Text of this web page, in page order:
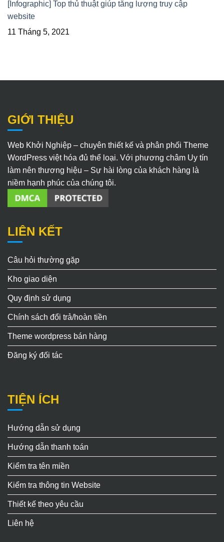
[Infographic] Top thủ thuật giúp tăng lượng truy cập
website
11 Tháng 5, 2021
GIỚI THIỆU
Web Khởi Nghiệp – chuyên thiết kế và phân phối Theme
WordPress việt hóa đủ thể loại. Với phương châm Uy tín
làm nên thương hiệu – Sự hài lòng của khách hàng là
niềm hạnh phúc của chúng tôi.
LIÊN KẾT
Câu hỏi thường gặp
Kho giao diện
Quy định sử dụng
Chính sách đổi trả/hoàn tiền
Theme wordpress bán hàng
Đăng ký đối tác
TIỆN ÍCH
Hướng dẫn sử dụng
Hướng dẫn thanh toán
Kiểm tra tên miền
Kiểm tra thông tin Website
Thiết kế theo yêu cầu
Liên hệ